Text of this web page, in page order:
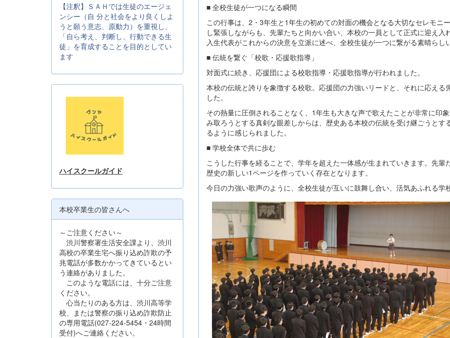
■ 全校生徒が一つになる瞬間
この行事は、2・3年生と1年生の初めての対面の機会となる大切なセレモニ
し緊張しながらも、先輩たちと向かい合い、本校の一員として正式に迎え
入生代表がこれからの決意を立派に述べ、全校生徒が一つに繋がる素晴らし
■ 伝統を繋ぐ「校歌・応援歌指導」
対面式に続き、応援団による校歌指導・応援歌指導が行われました。
本校の伝統と誇りを象徴する校歌。応援団の力強いリードと、それに応え
した。
その熱量に圧倒されることなく、1年生も大きな声で歌えたことが非常に印
み取ろうとする真剣な眼差しからは、歴史ある本校の伝統を受け継ごうと
るように感じられました。
■ 学校全体で共に歩む
こうした行事を経ることで、学年を超えた一体感が生まれていきます。先
歴史の新しい1ページを作っていく存在となります。
今日の力強い歌声のように、全校生徒が互いに鼓舞し合い、活気あふれる
【注釈】ＳＡＨでは生徒のエージェ
ンシー（自 分と社会をより良くしよ
うと願う意志、原動力）を重視し、
「自ら考え、判断し、行動できる生
徒」を育成することを目的としてい
ます
ハイスクールガイド
本校卒業生の皆さんへ
～ご注意ください～
渋川警察署生活安全課より、渋川
高校の卒業生宅へ振り込め詐欺の予
兆電話が多数かかってきているとい
う連絡がありました。
このような電話には、十分ご注意
ください。
心当たりのある方は、渋川高等学
校、または警察の振り込め詐欺防止
の専用電話(027-224-5454・24時間
受付)へご連絡ください。